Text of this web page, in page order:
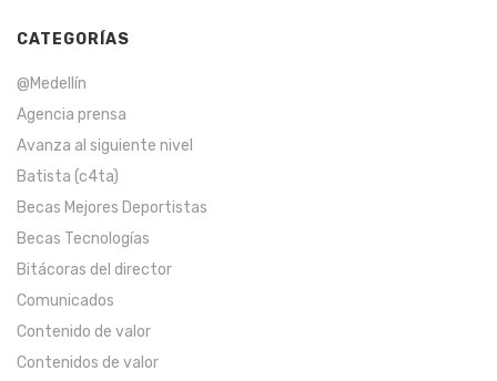
CATEGORÍAS
@Medellín
Agencia prensa
Avanza al siguiente nivel
Batista (c4ta)
Becas Mejores Deportistas
Becas Tecnologías
Bitácoras del director
Comunicados
Contenido de valor
Contenidos de valor